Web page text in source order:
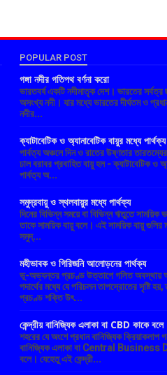
POPULAR POST
গঙ্গা নদীর গতিপথ বর্ণনা করো
ভারতবর্ষ একটি নদীমাতৃক দেশ। ভারতের
অসংখ্য নদী। যার মধ্যে ভারতের দীর্ঘতম ও
নদীর...
ক্যাটাবেটিক ও অ্যানাবেটিক বায়ুর মধ্যে পার্থক্য
পার্বত্য অঞ্চলে দিন ও রাতের উষ্ণতার
ঢাল বরাবর প্রবাহিত বায়ু হল - ক্যাটাবেটিক ও
পার্বত্য অ...
সমুদ্রবায়ু ও স্থলবায়ুর মধ্যে পার্থক্য
দিনের বিভিন্ন সময়ে বা বিভিন্ন ঋতুতে সাময়িক
তাকে সাময়িক বায়ু বলে। এই সাময়িক বায়ু
সমুদ্...
মহীভাবক ও গিরিজনি আলোড়নের পার্থক্য
ভূ-অভ্যন্তর প্রচণ্ড উত্তাপে গলিত অবস্থায়
পদার্থের মধ্যে যে পরিচলন তাপস্রোতের সৃষ্টি
প্রচণ্ড শক্তি উৎ...
কেন্দ্রীয় বানিজ্যিক এলাকা বা CBD কাকে বলে
শহরের যে অংশে প্রধান বানিজ্যিক ক্রিয়াকলাপ
বানিজ্যিক এলাকা বা Central
বলে। যেহেতু এই কেন্দ্রী...